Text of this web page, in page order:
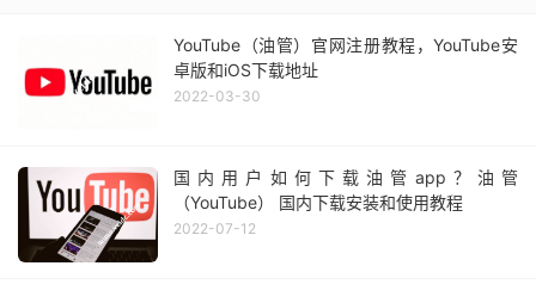
YouTube（油管）官网注册教程，YouTube安
卓版和iOS下载地址
2022-03-30
国内用户如何下载油管app？油管
（YouTube） 国内下载安装和使用教程
2022-07-12